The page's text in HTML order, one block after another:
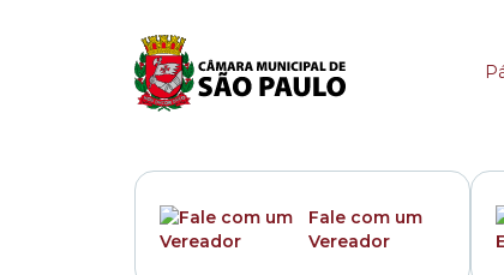
Portal da Câmara
Fale com um
Vereador